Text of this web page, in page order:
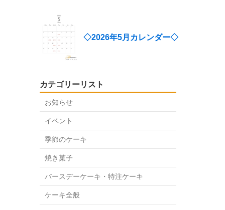
◇2026年5月カレンダー◇
カテゴリーリスト
お知らせ
イベント
季節のケーキ
焼き菓子
バースデーケーキ・特注ケーキ
ケーキ全般